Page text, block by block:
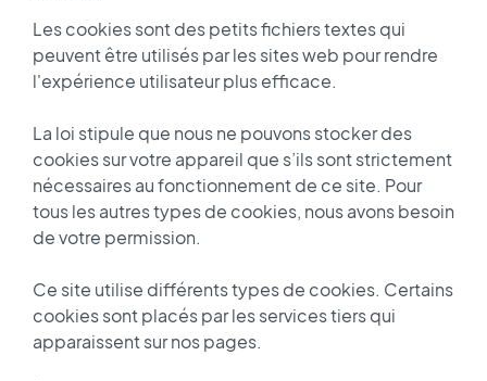
Les cookies sont des petits fichiers textes qui
peuvent être utilisés par les sites web pour rendre
l'expérience utilisateur plus efficace.
La loi stipule que nous ne pouvons stocker des
cookies sur votre appareil que s’ils sont strictement
nécessaires au fonctionnement de ce site. Pour
tous les autres types de cookies, nous avons besoin
de votre permission.
Ce site utilise différents types de cookies. Certains
cookies sont placés par les services tiers qui
apparaissent sur nos pages.